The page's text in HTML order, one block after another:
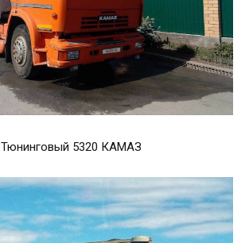
Тюнинговый 5320 КАМАЗ